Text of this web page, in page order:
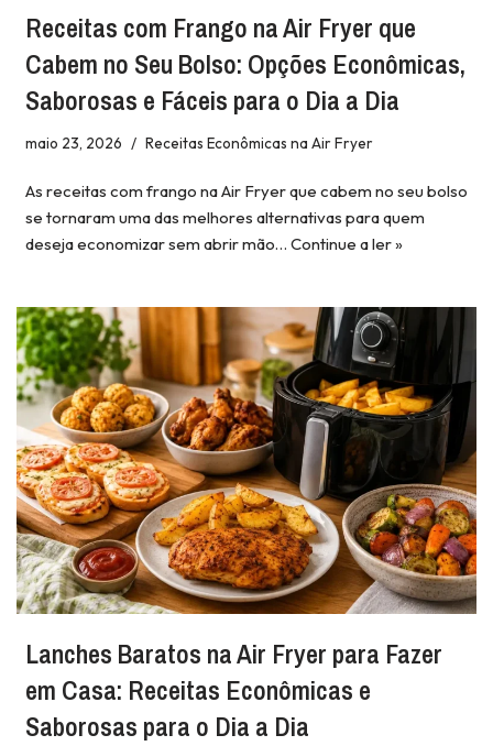
Receitas com Frango na Air Fryer que
Cabem no Seu Bolso: Opções Econômicas,
Saborosas e Fáceis para o Dia a Dia
maio 23, 2026 Receitas Econômicas na Air Fryer
As receitas com frango na Air Fryer que cabem no seu bolso
se tornaram uma das melhores alternativas para quem
deseja economizar sem abrir mão… Continue a ler »
Lanches Baratos na Air Fryer para Fazer
em Casa: Receitas Econômicas e
Saborosas para o Dia a Dia